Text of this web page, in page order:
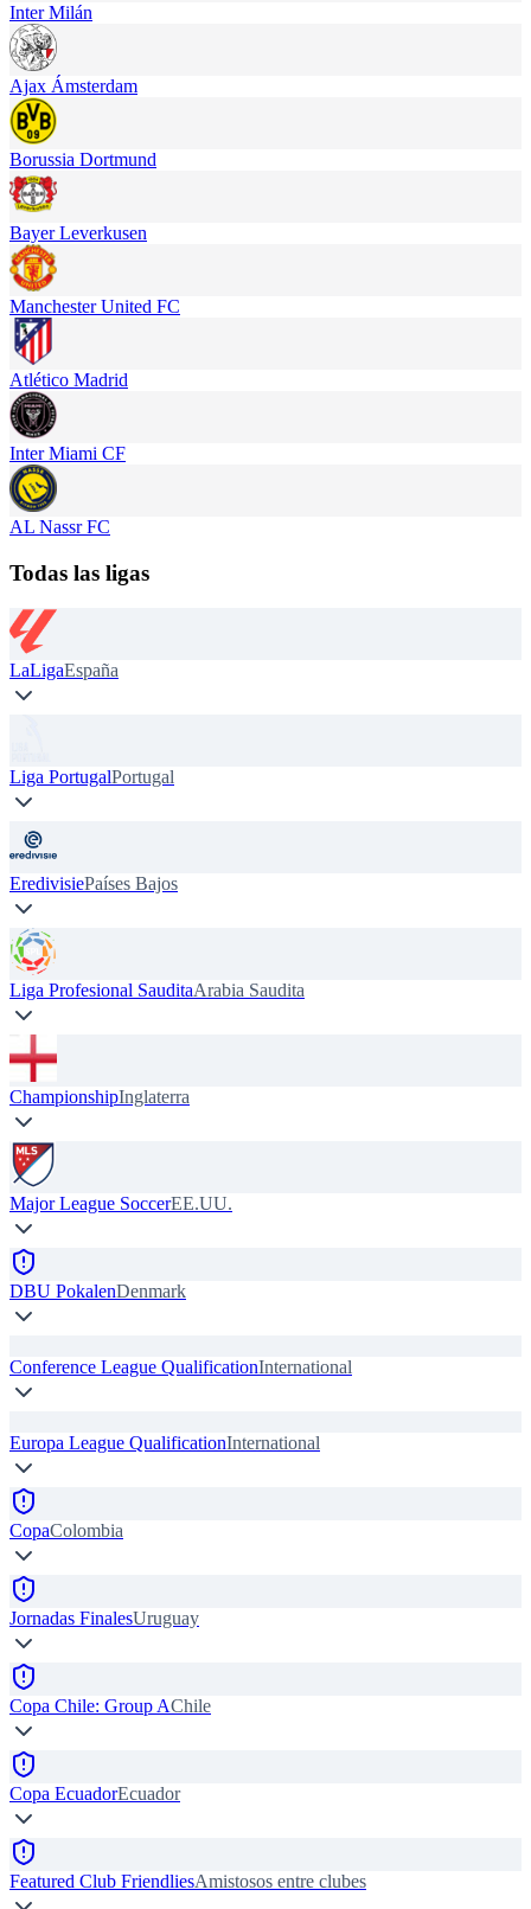
Inter Milán
Ajax Ámsterdam
Borussia Dortmund
Bayer Leverkusen
Manchester United FC
Atlético Madrid
Inter Miami CF
AL Nassr FC
Todas las ligas
LaLigaEspaña
Liga PortugalPortugal
EredivisiePaíses Bajos
Liga Profesional SauditaArabia Saudita
ChampionshipInglaterra
Major League SoccerEE.UU.
DBU PokalenDenmark
Conference League QualificationInternational
Europa League QualificationInternational
CopaColombia
Jornadas FinalesUruguay
Copa Chile: Group AChile
Copa EcuadorEcuador
Featured Club FriendliesAmistosos entre clubes